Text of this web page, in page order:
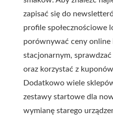
zapisać się do
profile społecznościowe
porównywać ceny online
stacjonarnym,
oraz korzystać z
Dodatkowo wiele
zestawy startowe dla
wymianę starego